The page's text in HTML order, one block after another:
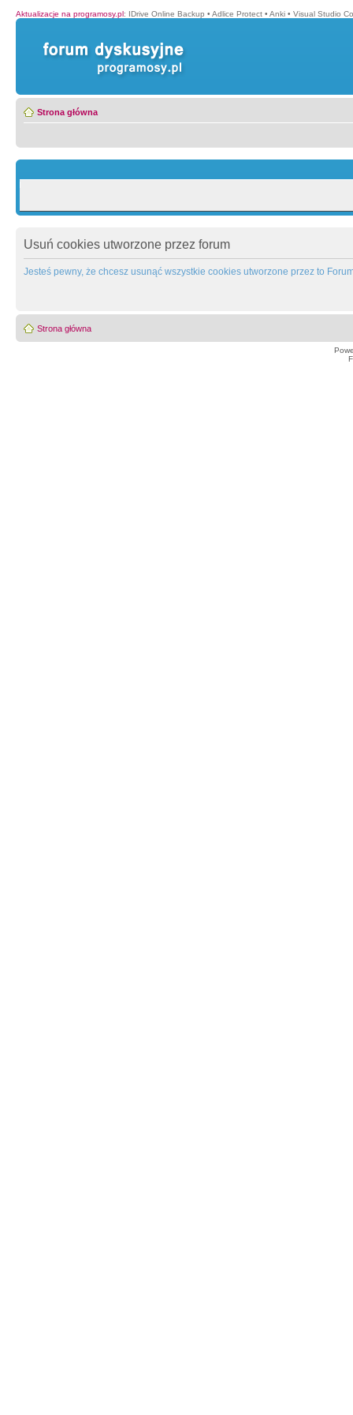
Aktualizacje na programosy.pl: IDrive Online Backup • Adlice Protect • Anki • Visual Studio
Strona główna
Usuń cookies utworzone przez forum
Jesteś pewny, że chcesz usunąć wszystkie cookies utworzone przez to
Strona główna